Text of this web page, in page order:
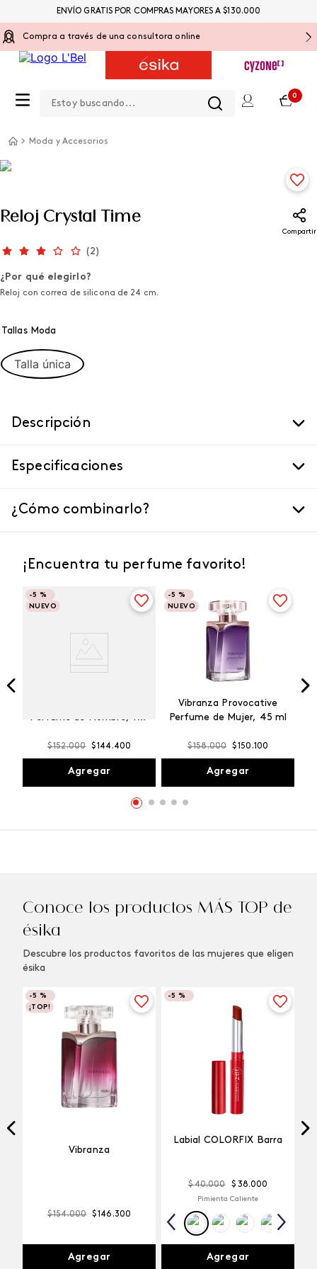
Compra a través de una consultora online
0
ENVÍO GRATIS POR COMPRAS MAYORES A $130.000
Moda y Accesorios
Reloj Crystal Time
Compartir
(2)
¿Por qué elegirlo?
Reloj con correa de silicona de 24 cm.
Tallas Moda
Talla única
Descripción
Especificaciones
¿Cómo combinarlo?
¡Encuentra tu perfume favorito!
-5 %
NUEVO
Perfume de Hombre, 100
$152.000 $144 .400
Agregar
-5 %
NUEVO
Vibranza Provocative
Perfume de Mujer, 45 ml
$158.000 $150 .100
Agregar
Conoce los productos MÁS TOP de
ésika
Descubre los productos favoritos de las mujeres que eligen
ésika
-5 %
¡TOP!
Vibranza
$154.000 $146 .300
Agregar
-5 %
Labial COLORFIX Barra
$ 40.000 $ 38.000
Pimienta Caliente
Agregar